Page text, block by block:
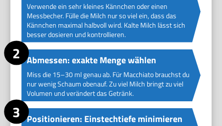
Verwende ein sehr kleines Kännchen oder einen
Messbecher. Fülle die Milch nur so viel ein, dass das
Kännchen maximal halbvoll wird. Kalte Milch lässt sich
besser dosieren und kontrollieren.
Abmessen: exakte Menge wählen
Miss die 15–30 ml genau ab. Für Macchiato brauchst du
nur wenig Schaum obenauf. Zu viel Milch bringt zu viel
Volumen und verändert das Getränk.
Positionieren: Einstechtiefe minimieren